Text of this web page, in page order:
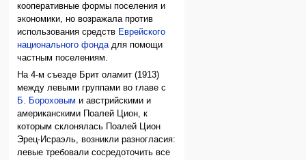
кооперативные формы поселения и
экономики, но возражала против
использования средств Еврейского
национального фондадля помощи
частным поселениям.
На 4-м съезде Брит оламит (1913)
между левыми группами во главе с
Б. Бороховым и австрийскими и
американскими Поалей Цион, к
которым склонялась Поалей Цион
Эрец-Исраэль, возникли разногласия:
левые требовали сосредоточить все